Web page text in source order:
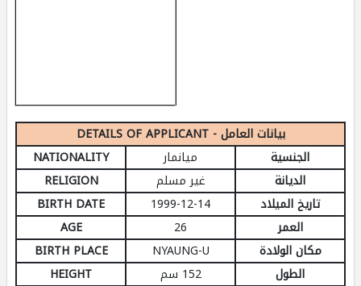
DETAILS OF APPLICANT - بيانات العامل
الجنسية
ميانمار
NATIONALITY
الديانة
غير مسلم
RELIGION
تاريخ الميلاد
1999-12-14
BIRTH DATE
العمر
26
AGE
مكان الولادة
NYAUNG-U
BIRTH PLACE
الطول
152 سم
HEIGHT